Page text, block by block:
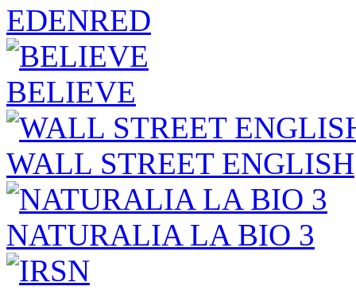
EDENRED
BELIEVE
WALL STREET ENGLISH
NATURALIA LA BIO 3